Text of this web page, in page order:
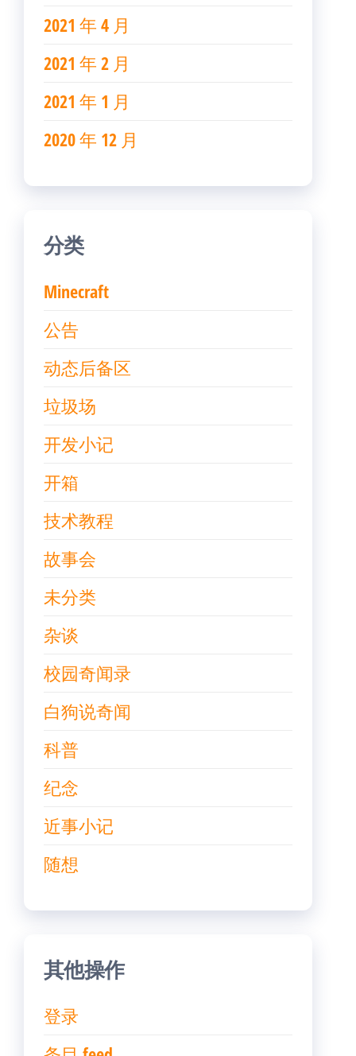
2021 年 4 月
2021 年 2 月
2021 年 1 月
2020 年 12 月
分类
Minecraft
公告
动态后备区
垃圾场
开发小记
开箱
技术教程
故事会
未分类
杂谈
校园奇闻录
白狗说奇闻
科普
纪念
近事小记
随想
其他操作
登录